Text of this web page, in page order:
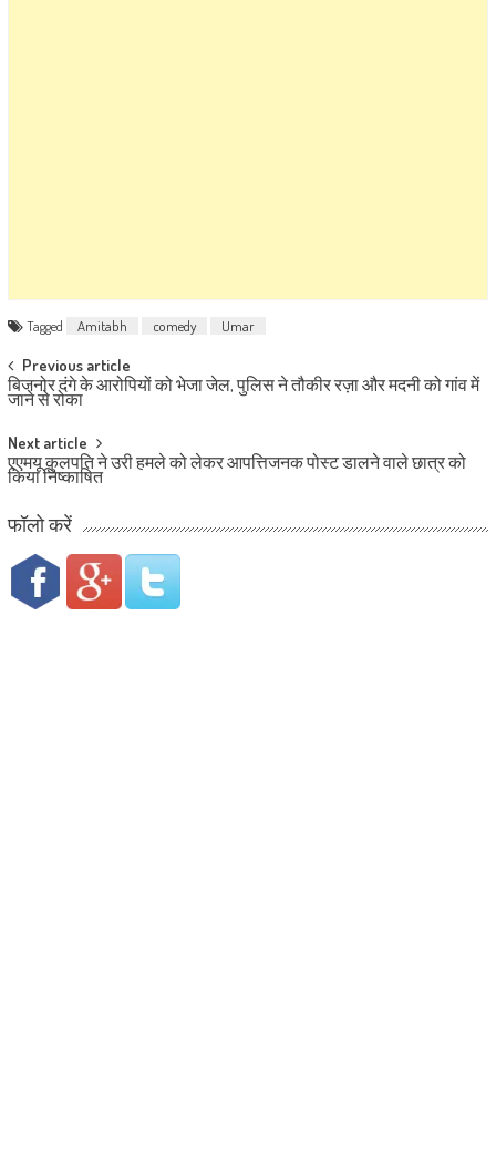
Tagged Amitabh comedy Umar
Post navigation
Previous article
बिजनोर दंगे के आरोपियों को भेजा जेल, पुलिस ने तौकीर रज़ा और मदनी को गांव में
जाने से रोका
Next article
एएमयू कुलपति ने उरी हमले को लेकर आपत्तिजनक पोस्ट डालने वाले छात्र को
किया निष्काषित
फॉलो करें